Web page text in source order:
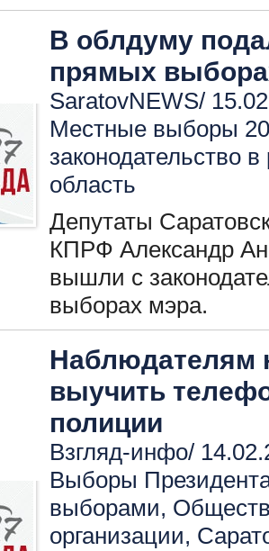
В облдуму
прямых
SaratovNEWS/
Местные выборы
законодательство в
область
Депутаты
КПРФ Александр
вышли с
выборах мэра.
Наблюдателям
выучить
полиции
Взгляд-инфо/
Выборы
выборами,
организации,